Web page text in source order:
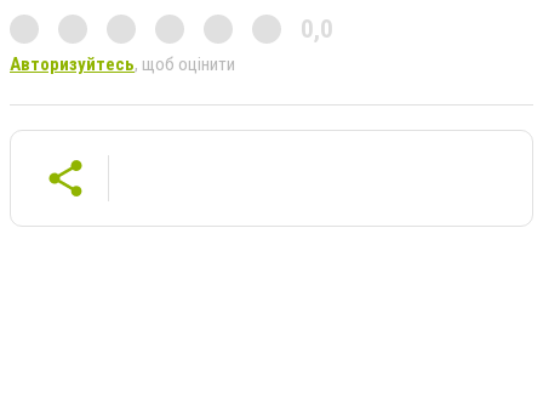
0,0
Авторизуйтесь, щоб оцінити